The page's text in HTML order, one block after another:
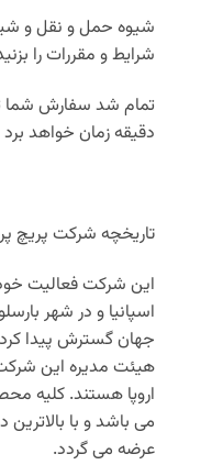
شیوه حمل و نقل و
شرایط و مقررات را
دقیقه زمان خواهد برد
تاریخچه شرکت پریچ
اسپانیا و در شهر
جهان گسترش پیدا
هیئت مدیره این
اروپا هستند. کلیه
می باشد و با
عرضه می گردد.